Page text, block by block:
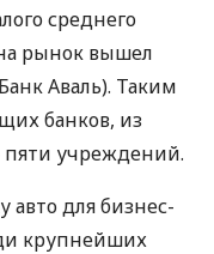
среднего
рынок вышел
Аваль). Таким
банков, из
учреждений.
авто для бизнес-
крупнейших